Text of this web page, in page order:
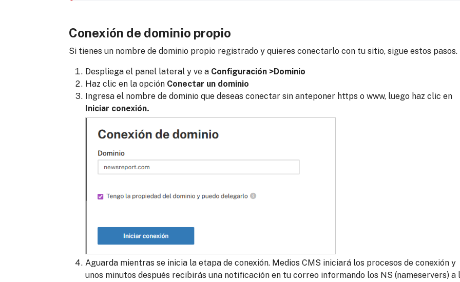
Conexión de dominio propio
Si tienes un nombre de dominio propio registrado y quieres conectarlo con tu sitio, sigue estos pasos.
Despliega el panel lateral y ve a Configuración >Dominio
Haz clic en la opción Conectar un dominio
Ingresa el nombre de dominio que deseas conectar sin anteponer https o www, luego haz clic en
Iniciar conexión.
Aguarda mientras se inicia la etapa de conexión. Medios CMS iniciará los procesos de conexión y
unos minutos después recibirás una notificación en tu correo informando los NS (nameservers) a